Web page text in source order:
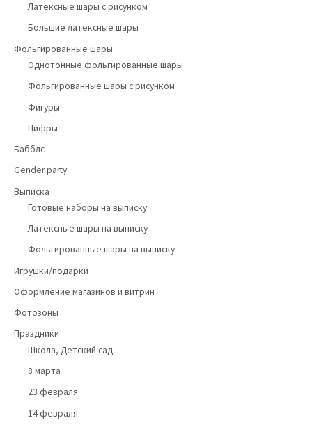
Латексные шары с рисунком
Большие латексные шары
Фольгированные шары
Однотонные фольгированные шары
Фольгированные шары с рисунком
Фигуры
Цифры
Бабблс
Gender party
Выписка
Готовые наборы на выписку
Латексные шары на выписку
Фольгированные шары на выписку
Игрушки/подарки
Оформление магазинов и витрин
Фотозоны
Праздники
Школа, Детский сад
8 марта
23 февраля
14 февраля